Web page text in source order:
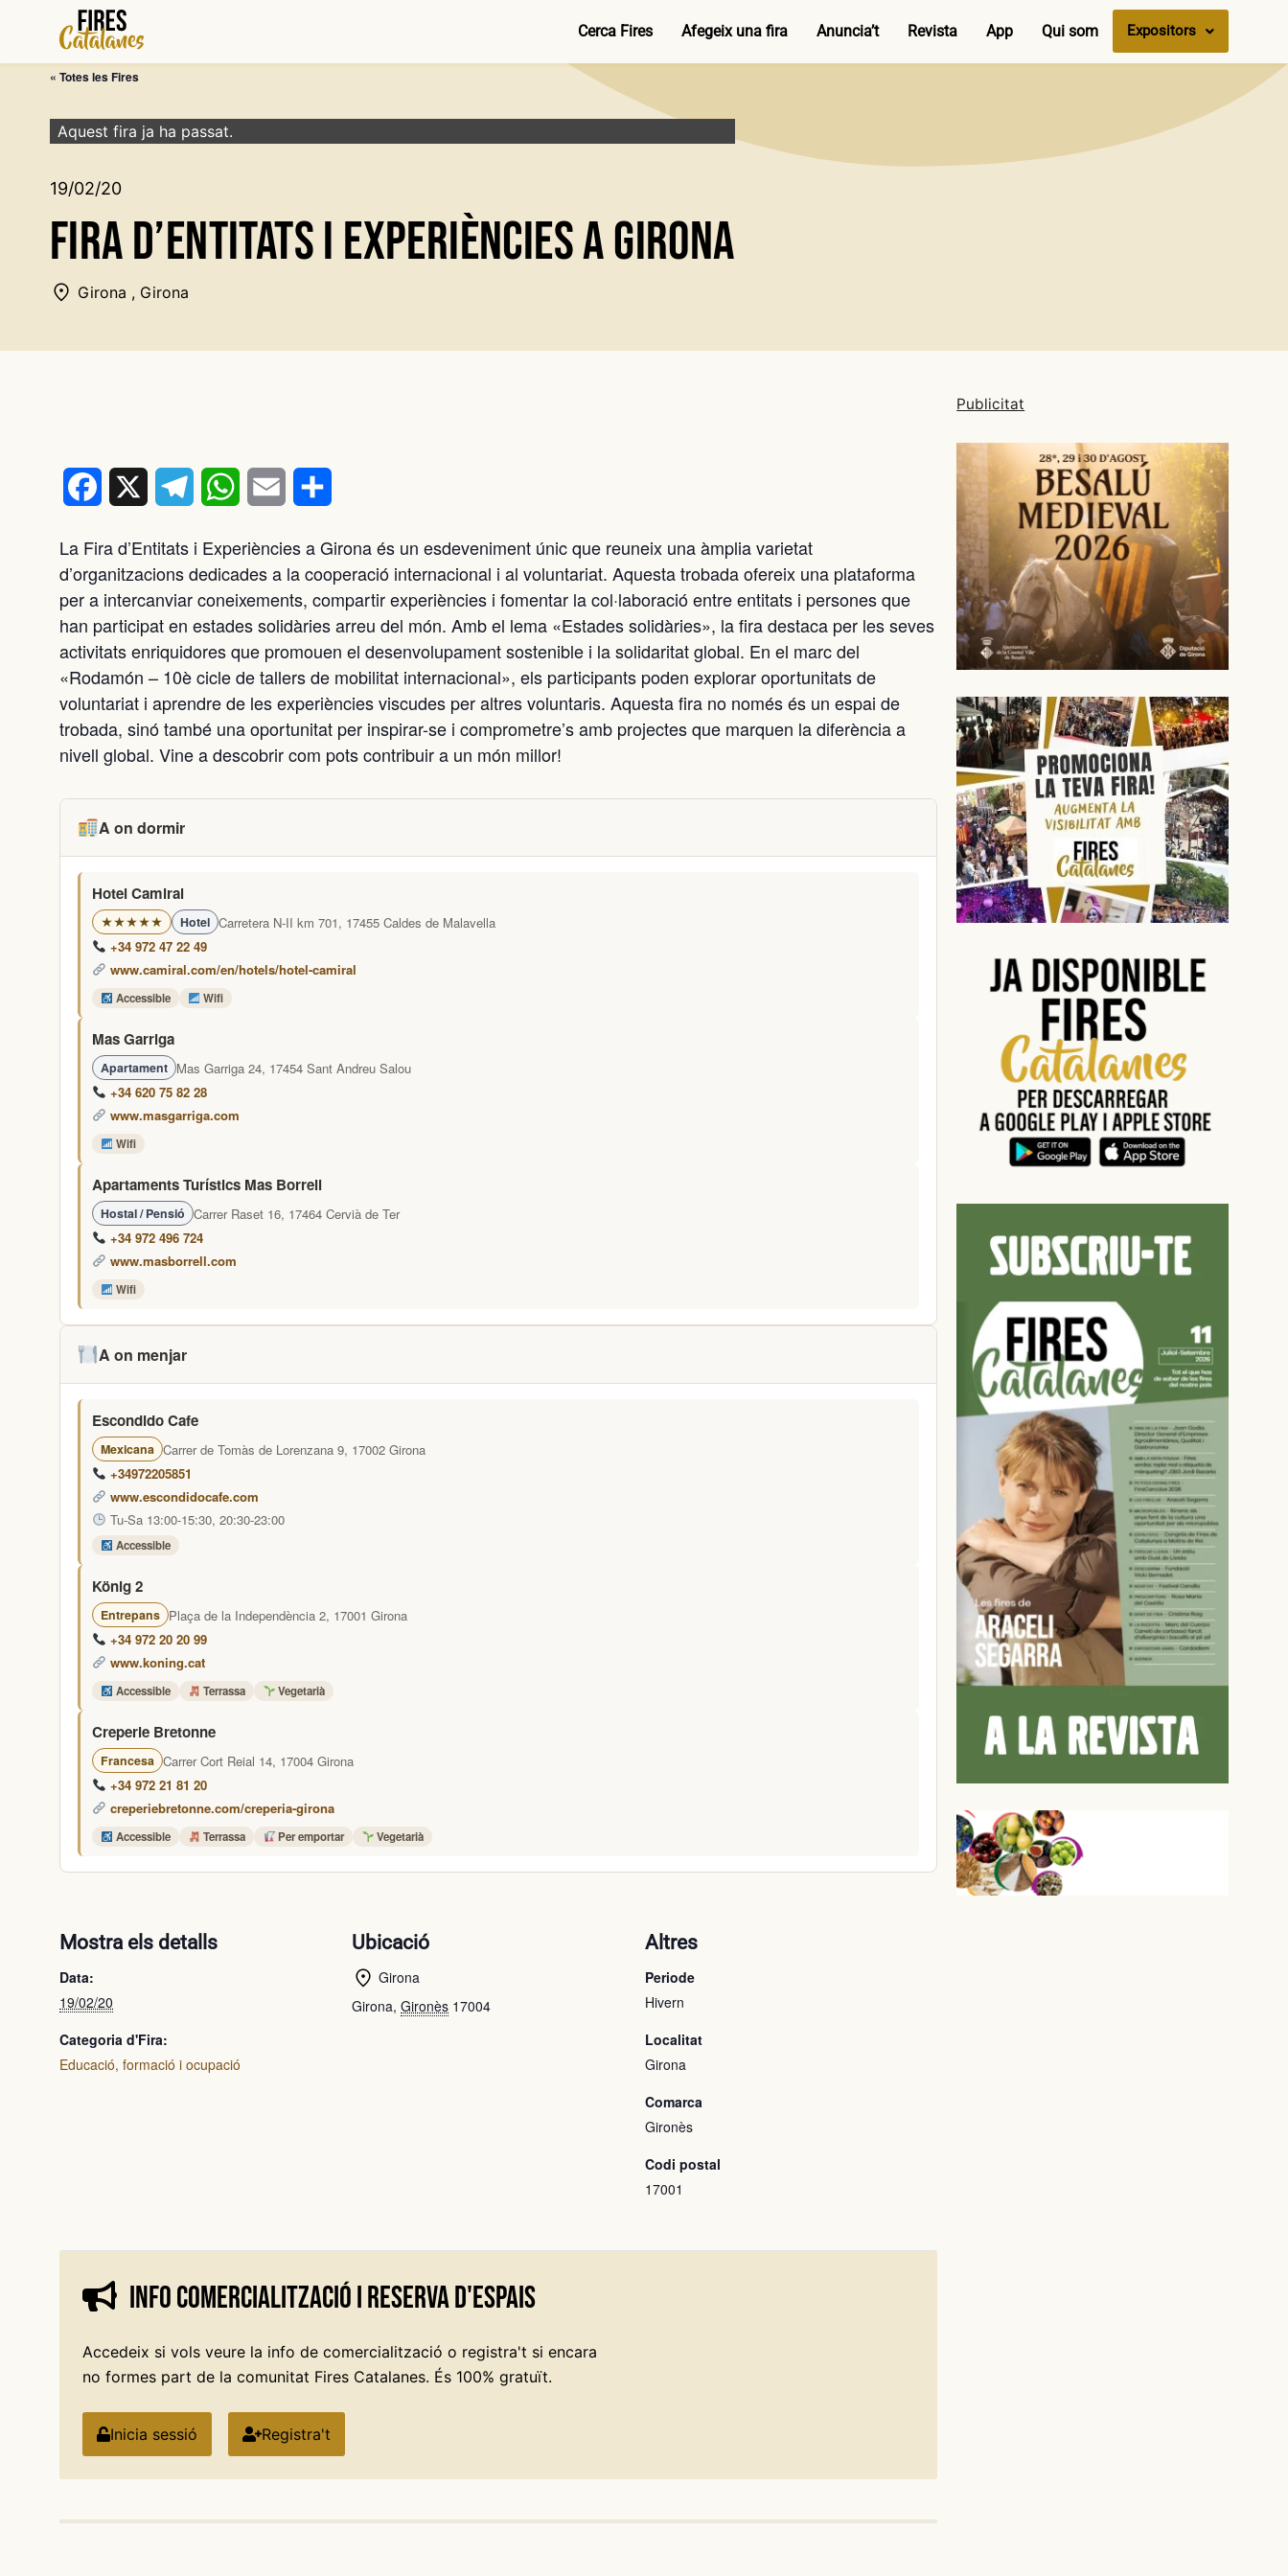
contingut
Cerca Fires Afegeix una fira Anuncia’t Revista App Qui som Expositors
« Totes les Fires
Aquest fira ja ha passat.
19/02/20
Fira d’entitats i experiències a Girona
Girona , Girona
Facebook TelegramWhatsApp
Email
La Fira d’Entitats i Experiències a Girona és un esdeveniment únic que reuneix una àmplia varietat
d’organitzacions dedicades a la cooperació internacional i al voluntariat. Aquesta trobada ofereix una plataforma
per a intercanviar coneixements, compartir experiències i fomentar la col·laboració entre entitats i persones que
han participat en estades solidàries arreu del món. Amb el lema «Estades solidàries», la fira destaca per les seves
activitats enriquidores que promouen el desenvolupament sostenible i la solidaritat global. En el marc del
«Rodamón – 10è cicle de tallers de mobilitat internacional», els participants poden explorar oportunitats de
voluntariat i aprendre de les experiències viscudes per altres voluntaris. Aquesta fira no només és un espai de
trobada, sinó també una oportunitat per inspirar-se i comprometre’s amb projectes que marquen la diferència a
nivell global. Vine a descobrir com pots contribuir a un món millor!
A on dormir
Hotel Camiral
★★★★★ Hotel Carretera N-II km 701, 17455 Caldes de Malavella
+34 972 47 22 49
www.camiral.com/en/hotels/hotel-camiral
Accessible Wifi
Mas Garriga
Apartament Mas Garriga 24, 17454 Sant Andreu Salou
+34 620 75 82 28
www.masgarriga.com
Wifi
Apartaments Turístics Mas Borrell
Hostal / Pensió Carrer Raset 16, 17464 Cervià de Ter
+34 972 496 724
www.masborrell.com
Wifi
A on menjar
Escondido Cafe
Mexicana Carrer de Tomàs de Lorenzana 9, 17002 Girona
+34972205851
www.escondidocafe.com
Tu-Sa 13:00-15:30, 20:30-23:00
Accessible
König 2
Entrepans Plaça de la Independència 2, 17001 Girona
+34 972 20 20 99
www.koning.cat
Accessible Terrassa Vegetarià
Creperie Bretonne
Francesa Carrer Cort Reial 14, 17004 Girona
+34 972 21 81 20
creperiebretonne.com/creperia-girona
Accessible Terrassa Per emportar Vegetarià
Mostra els detalls
Data:
19/02/20
Categoria d'Fira:
Educació, formació i ocupació
Ubicació
Girona
Girona, Gironès 17004
Altres
Periode
Hivern
Localitat
Girona
Comarca
Gironès
Codi postal
17001
Info comercialització i reserva d'espais
Accedeix si vols veure la info de comercialització o registra't si encara
no formes part de la comunitat Fires Catalanes. És 100% gratuït.
Inicia sessió Registra't
Publicitat